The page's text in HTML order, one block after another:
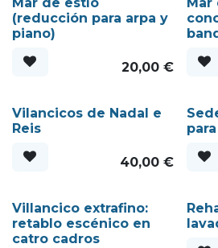
(reducción para arpa y
piano)
20,00€
Vilancicos de Nadal e
Reis
40,00€
Villancico extrafino:
retablo escénico en
catro cadros